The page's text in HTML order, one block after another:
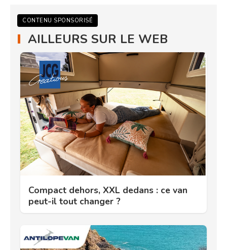
CONTENU SPONSORISÉ
AILLEURS SUR LE WEB
Compact dehors, XXL dedans : ce van
peut-il tout changer ?